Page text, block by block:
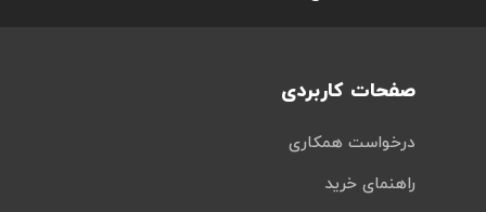
صفحات کاربردی
درخواست همکاری
راهنمای خرید